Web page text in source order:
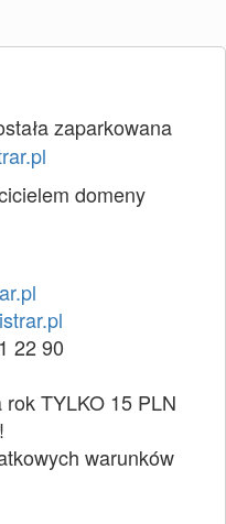
zaparkowana
domeny
22 90
rok TYLKO 15 PLN
warunków